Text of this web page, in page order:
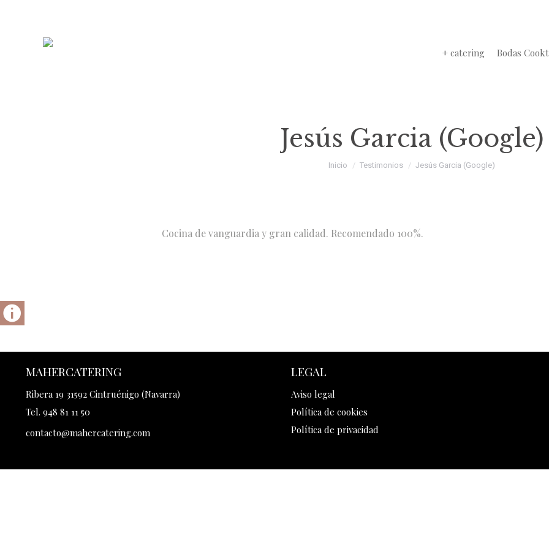
+ catering Bodas
Jesús Garcia (Google)
Estás aquí:
Inicio Testimonios Jesús Garcia (Google)
Cocina de vanguardia y gran calidad. Recomendado 100%.
MAHERCATERING
Ribera 19 31592 Cintruénigo (Navarra)
Tel. 948 81 11 50
contacto@mahercatering.com
LEGAL
Aviso legal
Política de cookies
Política de privacidad